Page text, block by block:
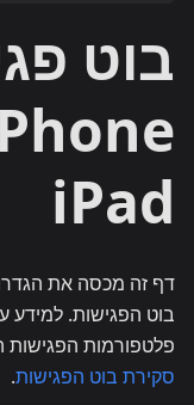
בוט
iPad
דף זה מכסה את
בוט הפגישות. למידע
פלטפורמות
סקירת בוט הפגישות.